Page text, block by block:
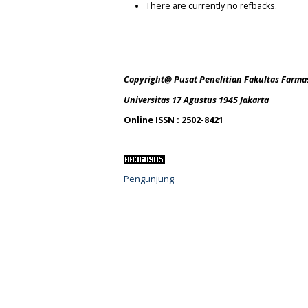
There are currently no refbacks.
Copyright@ Pusat Penelitian Fakultas
Universitas 17 Agustus 1945 Jakarta
Online ISSN : 2502-8421
Pengunjung